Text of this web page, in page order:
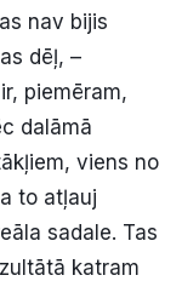
nav bijis
dēļ, –
piemēram,
dalāmā
viens no
to atļauj
sadale. Tas
katram